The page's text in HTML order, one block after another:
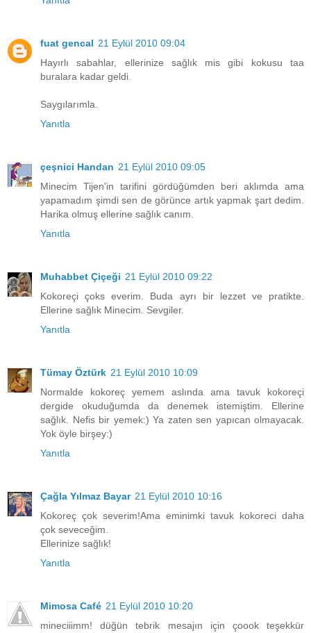
fuat gencal 21 Eylül 2010 09:04
Hayırlı sabahlar, ellerinize sağlık mis gibi kokusu taa
buralara kadar geldi.
Saygılarımla.
Yanıtla
çeşnici Handan 21 Eylül 2010 09:05
Minecim Tijen'in tarifini gördüğümden beri aklımda ama
yapamadım şimdi sen de görünce artık yapmak şart dedim.
Harika olmuş ellerine sağlık canım.
Yanıtla
Muhabbet Çiçeği 21 Eylül 2010 09:22
Kokoreçi çoks everim. Buda ayrı bir lezzet ve pratikte.
Ellerine sağlık Minecim. Sevgiler.
Yanıtla
Tümay Öztürk 21 Eylül 2010 10:09
Normalde kokoreç yemem aslında ama tavuk kokoreçi
dergide okuduğumda da denemek istemiştim. Ellerine
sağlık. Nefis bir yemek:) Ya zaten sen yapıcan olmayacak.
Yok öyle birşey:)
Yanıtla
Çağla Yılmaz Bayar 21 Eylül 2010 10:16
Kokoreç çok severim!Ama eminimki tavuk kokoreci daha
çok seveceğim.
Ellerinize sağlık!
Yanıtla
Mimosa Café 21 Eylül 2010 10:20
mineciiimm! düğün tebrik mesajın için çoook teşekkür